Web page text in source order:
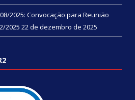
2025: Convocação para Reunião
2025 22 de dezembro de 2025